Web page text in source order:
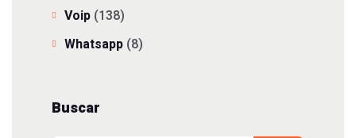
Voip (138)
Whatsapp (8)
Buscar